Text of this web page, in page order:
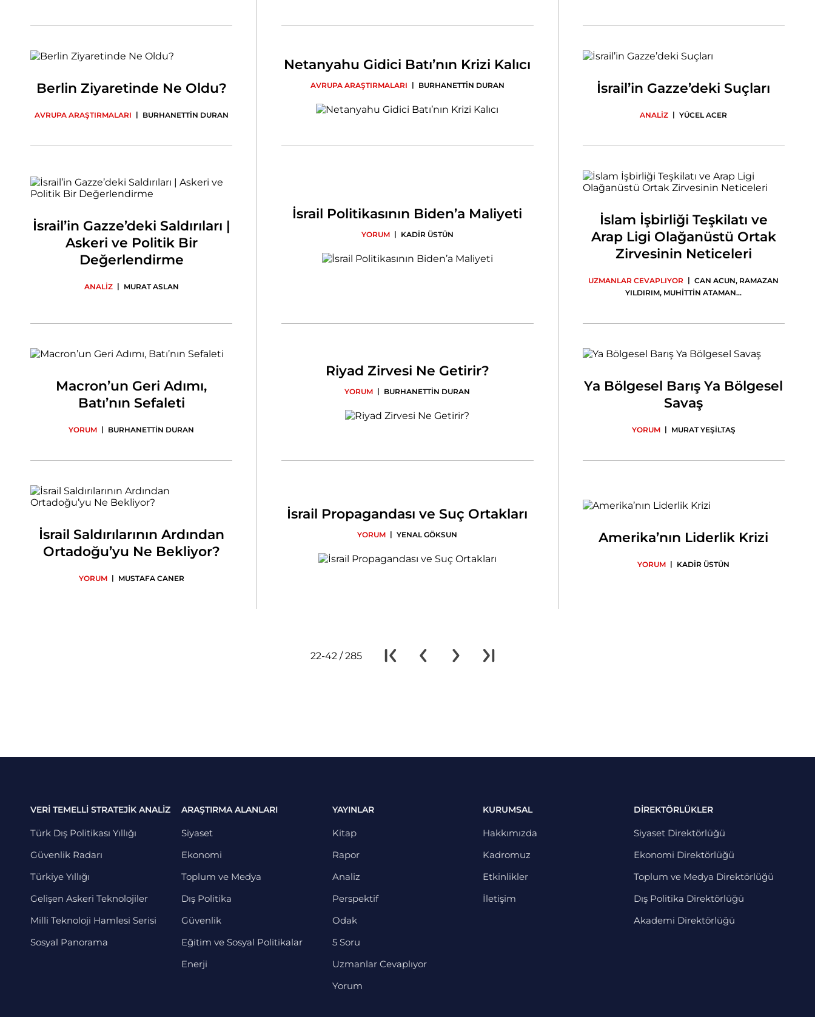
Berlin Ziyaretinde Ne Oldu?
AVRUPA ARAŞTIRMALARI | BURHANETTİN DURAN
Netanyahu Gidici Batı’nın Krizi Kalıcı
AVRUPA ARAŞTIRMALARI | BURHANETTİN DURAN İsrail’in Gazze’deki Suçları
ANALİZ | YÜCEL ACER
İsrail’in Gazze’deki Saldırıları |
Askeri ve Politik Bir
Değerlendirme
ANALİZ | MURAT ASLAN
İsrail Politikasının Biden’a Maliyeti
YORUM | KADİR ÜSTÜN
İslam İşbirliği Teşkilatı ve
Arap Ligi Olağanüstü Ortak
Zirvesinin Neticeleri
UZMANLAR CEVAPLIYOR | CAN ACUN, RAMAZAN
YILDIRIM, MUHİTTİN ATAMAN...
Macron’un Geri Adımı,
Batı’nın Sefaleti
YORUM | BURHANETTİN DURAN
Riyad Zirvesi Ne Getirir?
YORUM | BURHANETTİN DURAN
Ya Bölgesel Barış Ya Bölgesel
Savaş
YORUM | MURAT YEŞİLTAŞ
İsrail Saldırılarının Ardından
Ortadoğu’yu Ne Bekliyor?
YORUM | MUSTAFA CANER
İsrail Propagandası ve Suç Ortakları
YORUM | YENAL GÖKSUN Amerika’nın Liderlik Krizi
YORUM | KADİR ÜSTÜN
22-42 / 285
VERİ TEMELLİ STRATEJİK ANALİZ
Türk Dış Politikası Yıllığı
Güvenlik Radarı
Türkiye Yıllığı
Gelişen Askeri Teknolojiler
Milli Teknoloji Hamlesi Serisi
Sosyal Panorama
ARAŞTIRMA ALANLARI
Siyaset
Ekonomi
Toplum ve Medya
Dış Politika
Güvenlik
Eğitim ve Sosyal Politikalar
Enerji
YAYINLAR
Kitap
Rapor
Analiz
Perspektif
Odak
5 Soru
Uzmanlar Cevaplıyor
Yorum
KURUMSAL
Hakkımızda
Kadromuz
Etkinlikler
İletişim
DİREKTÖRLÜKLER
Siyaset Direktörlüğü
Ekonomi Direktörlüğü
Toplum ve Medya Direktörlüğü
Dış Politika Direktörlüğü
Akademi Direktörlüğü